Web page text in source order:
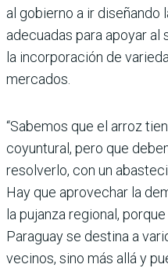
al gobierno a ir diseñando
adecuadas para apoyar
la incorporación de
mercados.
“Sabemos que el arroz
coyuntural, pero que
resolverlo, con un
Hay que aprovechar la
la pujanza regional,
Paraguay se destina a
vecinos, sino más allá y